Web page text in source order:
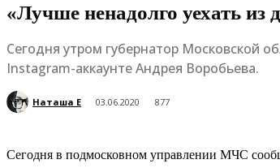
«Лучше ненадолго уехать
Сегодня утром губернатор Московской
Instagram-аккаунте Андрея Воробьева.
Наташа Е 03.06.2020 877
Сегодня в подмосковном управлении МЧС